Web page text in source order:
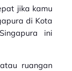
jika kamu
di Kota
ini
ruangan